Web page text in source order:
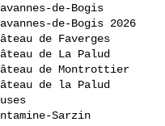
de-Bogis
de-Bogis 2026
de Faverges
de La Palud
de Montrottier
de la Palud
Sarzin